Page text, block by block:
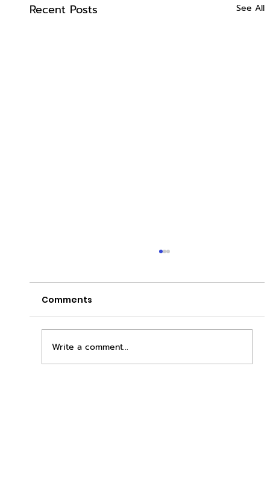
Recent Posts See All
Comments
Write a comment...